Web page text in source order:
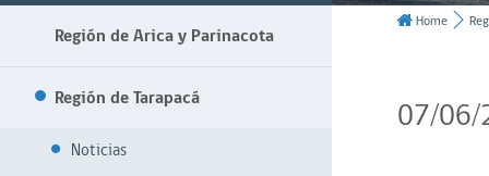
Región de Arica y Parinacota
Región de Tarapacá
Noticias
Home
07/